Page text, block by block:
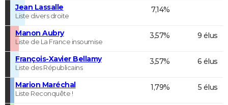
Jean Lassalle
Liste divers droite
7,14%
Manon Aubry
Liste de La France insoumise
3,57% 9 élus
François-Xavier Bellamy
Liste des Républicains
3,57% 6 élus
Marion Maréchal
Liste Reconquête !
1,79% 5 élus